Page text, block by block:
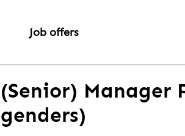
Job offers
(Senior) Manager
genders)